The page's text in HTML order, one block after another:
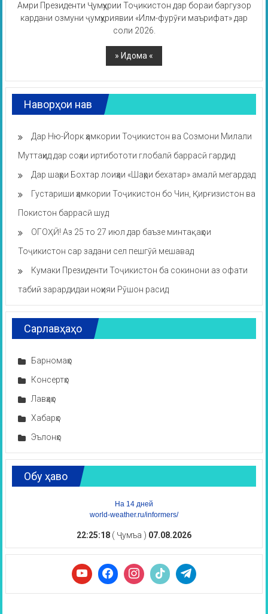
Амри Президенти Ҷумҳурии Тоҷикистон дар бораи баргузор
кардани озмуни ҷумҳуриявии «Илм-фурӯғи маърифат» дар
соли 2026.
Наворҳои нав
Дар Ню-Йорк ҳамкории Тоҷикистон ва Созмони Милали
Муттаҳид дар соҳаи иртибототи глобалӣ баррасӣ гардид
Дар шаҳри Бохтар лоиҳаи «Шаҳри бехатар» амалӣ мегардад
Густариши ҳамкории Тоҷикистон бо Чин, Қирғизистон ва
Покистон баррасӣ шуд
ОГОҲӢ! Аз 25 то 27 июл дар баъзе минтақаҳои
Тоҷикистон сар задани сел пешгӯӣ мешавад
Кумаки Президенти Тоҷикистон ба сокинони аз офати
табиӣ зарардидаи ноҳияи Рӯшон расид
Сарлавҳаҳо
Барномаҳо
Консертҳо
Лавҳаҳо
Хабарҳо
Эълонҳо
Обу ҳаво
На 14 дней
world-weather.ru/informers/
22:25:19 ( Ҷумъа ) 07.08.2026